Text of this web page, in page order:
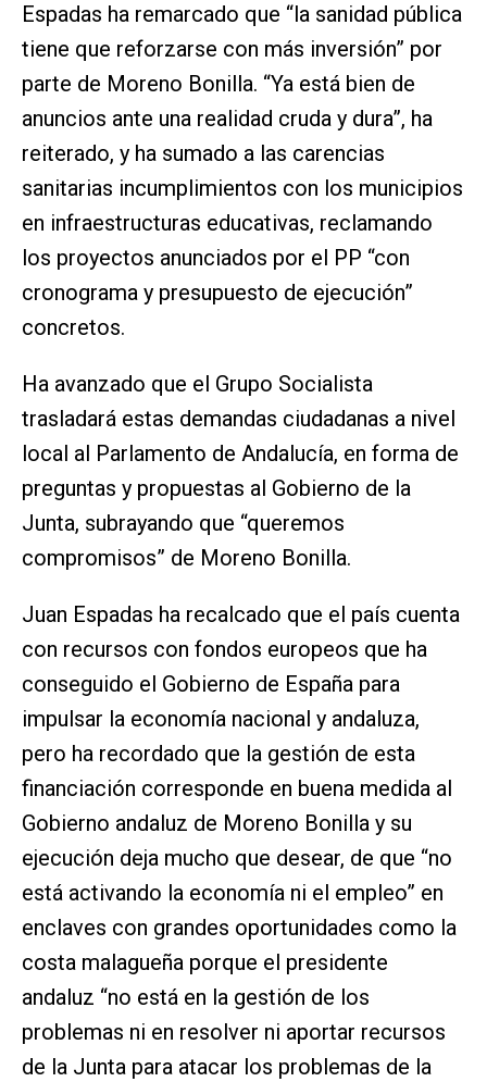
Espadas ha remarcado que “la sanidad pública
tiene que reforzarse con más inversión” por
parte de Moreno Bonilla. “Ya está bien de
anuncios ante una realidad cruda y dura”, ha
reiterado, y ha sumado a las carencias
sanitarias incumplimientos con los municipios
en infraestructuras educativas, reclamando
los proyectos anunciados por el PP “con
cronograma y presupuesto de ejecución”
concretos.
Ha avanzado que el Grupo Socialista
trasladará estas demandas ciudadanas a nivel
local al Parlamento de Andalucía, en forma de
preguntas y propuestas al Gobierno de la
Junta, subrayando que “queremos
compromisos” de Moreno Bonilla.
Juan Espadas ha recalcado que el país cuenta
con recursos con fondos europeos que ha
conseguido el Gobierno de España para
impulsar la economía nacional y andaluza,
pero ha recordado que la gestión de esta
financiación corresponde en buena medida al
Gobierno andaluz de Moreno Bonilla y su
ejecución deja mucho que desear, de que “no
está activando la economía ni el empleo” en
enclaves con grandes oportunidades como la
costa malagueña porque el presidente
andaluz “no está en la gestión de los
problemas ni en resolver ni aportar recursos
de la Junta para atacar los problemas de la